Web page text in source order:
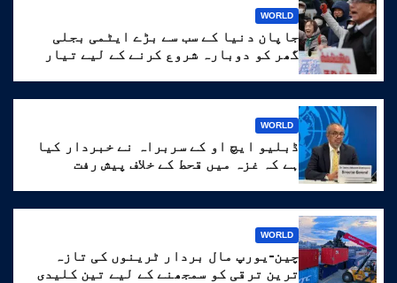
WORLD
جاپان دنیا کے سب سے بڑے ایٹمی بجلی
گھر کو دوبارہ شروع کرنے کے لیے تیار
WORLD
ڈبلیو ایچ او کے سربراہ نے خبردار کیا
ہے کہ غزہ میں قحط کے خلاف پیش رفت
WORLD
چین-یورپ مال بردار ٹرینوں کی تازہ
ترین ترقی کو سمجھنے کے لیے تین کلیدی